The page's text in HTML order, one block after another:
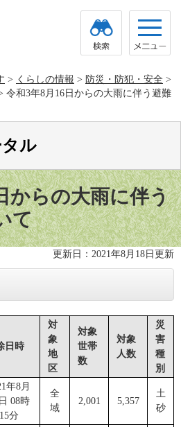
> くらしの情報 > 防災・防犯・安全 >
令和3年8月16日からの大雨に伴う避難
ル
からの大雨に伴う
て
更新日：2021年8月18日更新
日時
対
象
地
区
対象
世帯
数
対象
人数
災
害
種
別
年8月
08時
15分
全
域
2,001 5,357
土
砂